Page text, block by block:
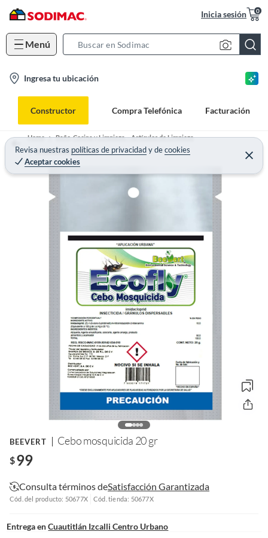
Inicia sesión 0
Menú
c
B
a
n
Ingresa tu ubicación
Constructor Compra Telefónica Facturación
Revisa nuestras políticas de privacidadydecookies
Aceptar cookies
Home
Baño, Cocina y Limpieza. - Artículos de Limpieza
Artículos de Limpieza
BEEVERT Cebo mosquicida 20 gr
$99
Consulta términos deSatisfacción Garantizada
Cód. del producto: 50677X Cód. tienda: 50677X
Entrega en Cuautitlán Izcalli Centro Urbano